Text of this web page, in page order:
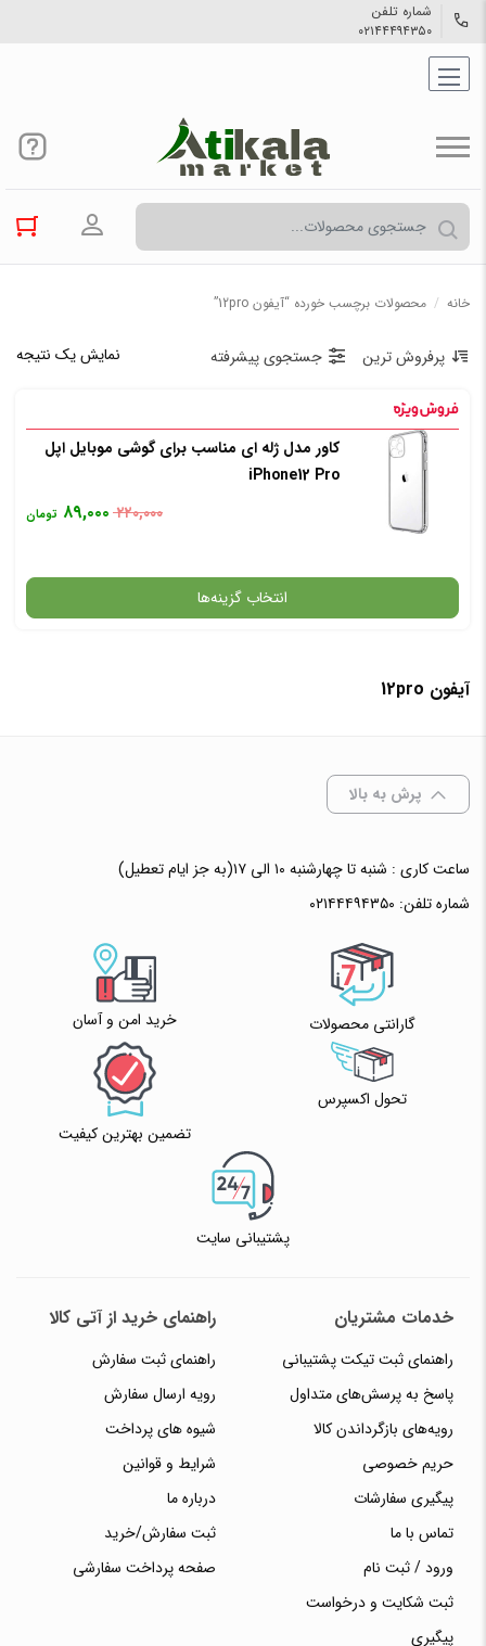
شماره تلفن
۰۲۱۴۴۴۹۴۳۵۰
ورود به
خانه / محصولات برچسب خورده “آیفون 12pro”
نمایش یک نتیجه پرفروش ترین جستجوی پیشرفته
کاور مدل ژله ای مناسب برای گوشی موبایل اپل
iPhone12 Pro
۲۲۰,۰۰۰ ۸۹,۰۰۰ تومان
انتخاب گزینه‌ها
گارانتیآیفون 12pro
پرش به بالا
ساعت کاری : شنبه تا چهارشنبه ۱۰ الی ۱۷(به جز ایام تعطیل)
شماره تلفن: ۰۲۱۴۴۴۹۴۳۵۰
گارانتی محصولات خرید امن و آسان
تحول اکسپرس
تضمین بهترین کیفیت
پشتیبانی سایت
خدمات مشتریان
راهنمای ثبت تیکت پشتیبانی
پاسخ به پرسش‌های متداول
رویه‌های بازگرداندن کالا
حریم خصوصی
پیگیری سفارشات
تماس با ما
ورود / ثبت نام
ثبت شکایت و درخواست
پیگیری
راهنمای خرید از آتی کالا
راهنمای ثبت سفارش
رویه ارسال سفارش
شیوه های پرداخت
شرایط و قوانین
درباره ما
ثبت سفارش/خرید
صفحه پرداخت سفارشی